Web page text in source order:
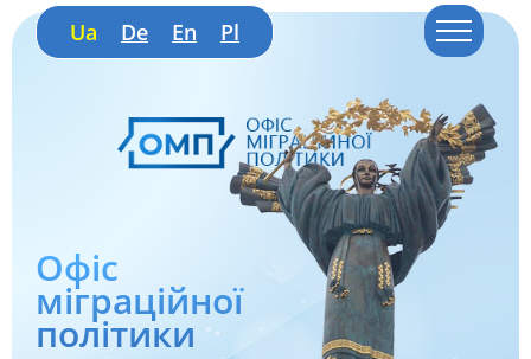
Ua De En Pl
Офіс
міграційної
політики